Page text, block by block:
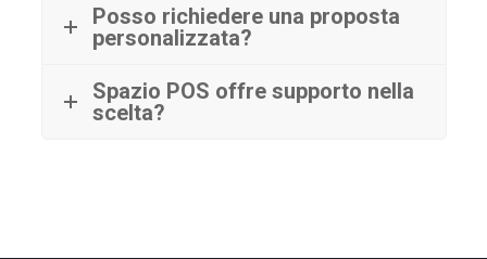
Posso richiedere una proposta
personalizzata?
Spazio POS offre supporto nella
scelta?